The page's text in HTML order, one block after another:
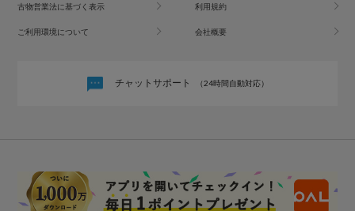
古物営業法に基づく表示 利用規約
ご利用環境について 会社概要
チャットサポート （24時間自動対応）